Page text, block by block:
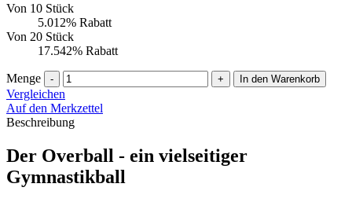
Von 10 Stück
5.012% Rabatt
Von 20 Stück
17.542% Rabatt
Menge - + In den Warenkorb
Vergleichen
Auf den Merkzettel
Beschreibung
Der Overball - ein vielseitiger
Gymnastikball